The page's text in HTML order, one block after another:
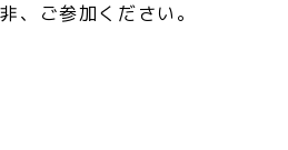
、ご参加ください。